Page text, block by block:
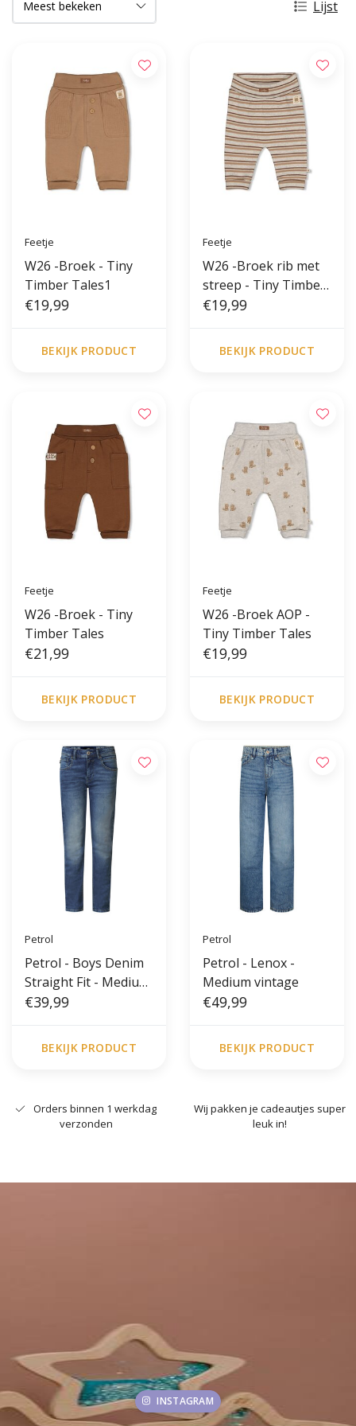
Lijst
Feetje
W26 -Broek - Tiny
Timber Tales1
€19,99
BEKIJK PRODUCT
Feetje
W26 -Broek rib met
streep - Tiny Timber
Tales
€19,99
BEKIJK PRODUCT
Feetje
W26 -Broek - Tiny
Timber Tales
€21,99
BEKIJK PRODUCT
Feetje
W26 -Broek AOP -
Tiny Timber Tales
€19,99
BEKIJK PRODUCT
Petrol
Petrol - Boys Denim
Straight Fit - Medium
used
€39,99
BEKIJK PRODUCT
Petrol
Petrol - Lenox -
Medium vintage
€49,99
BEKIJK PRODUCT
Orders binnen 1 werkdag
verzonden
Wij pakken je cadeautjes super
leuk in!
INSTAGRAM